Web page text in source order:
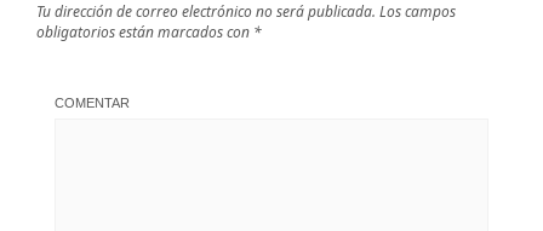
Tu dirección de correo electrónico no será publicada. Los campos
obligatorios están marcados con *
COMENTAR